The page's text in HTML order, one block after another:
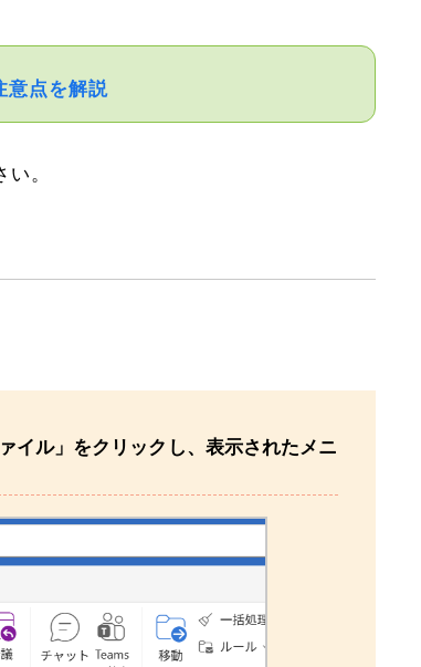
点を解説
。
イル」をクリックし、表示されたメニ